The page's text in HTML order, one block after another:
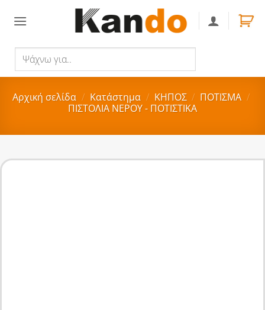
για..
Αρχική σελίδα / Κατάστημα / ΚΗΠΟΣ / ΠΟΤΙΣΜΑ /
ΠΙΣΤΟΛΙΑ ΝΕΡΟΥ - ΠΟΤΙΣΤΙΚΑ